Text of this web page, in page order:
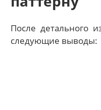
После детального
следующие выводы: